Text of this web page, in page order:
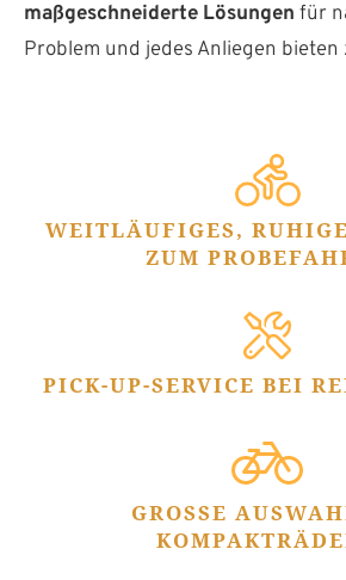
maßgeschneiderte Lösungen für
Problem und jedes Anliegen bieten
WEITLÄUFIGES,
ZUM
PICK-UP-SERVICE BEI
GROSSE